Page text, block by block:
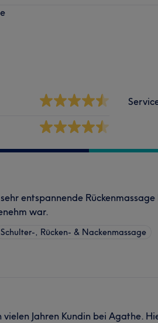
entspannende
war.
Schulter-, Rücken- & Nackenmassage
vielen Jahren Kundin bei Agathe.